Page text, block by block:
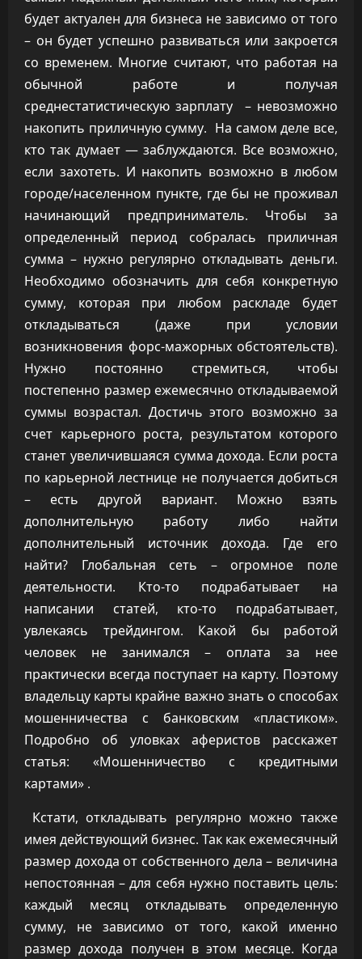
будет актуален для бизнеса не зависимо от того
– он будет успешно развиваться или закроется
со временем. Многие считают, что работая на
обычной работе и получая
среднестатистическую зарплату – невозможно
накопить приличную сумму. На самом деле все,
кто так думает — заблуждаются. Все возможно,
если захотеть. И накопить возможно в любом
городе/населенном пункте, где бы не проживал
начинающий предприниматель. Чтобы за
определенный период собралась приличная
сумма – нужно регулярно откладывать деньги.
Необходимо обозначить для себя конкретную
сумму, которая при любом раскладе будет
откладываться (даже при условии
возникновения форс-мажорных обстоятельств).
Нужно постоянно стремиться, чтобы
постепенно размер ежемесячно откладываемой
суммы возрастал. Достичь этого возможно за
счет карьерного роста, результатом которого
станет увеличившаяся сумма дохода. Если роста
по карьерной лестнице не получается добиться
– есть другой вариант. Можно взять
дополнительную работу либо найти
дополнительный источник дохода. Где его
найти? Глобальная сеть – огромное поле
деятельности. Кто-то подрабатывает на
написании статей, кто-то подрабатывает,
увлекаясь трейдингом. Какой бы работой
человек не занимался – оплата за нее
практически всегда поступает на карту. Поэтому
владельцу карты крайне важно знать о способах
мошенничества с банковским «пластиком».
Подробно об уловках аферистов расскажет
статья: «Мошенничество с кредитными
картами» .
Кстати, откладывать регулярно можно также
имея действующий бизнес. Так как ежемесячный
размер дохода от собственного дела – величина
непостоянная – для себя нужно поставить цель:
каждый месяц откладывать определенную
сумму, не зависимо от того, какой именно
размер дохода получен в этом месяце. Когда